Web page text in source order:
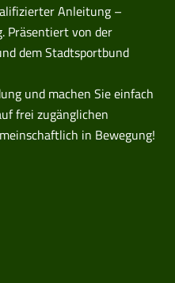
Anleitung –
Präsentiert von der
dem Stadtsportbund
und machen Sie einfach
frei zugänglichen
in Bewegung!